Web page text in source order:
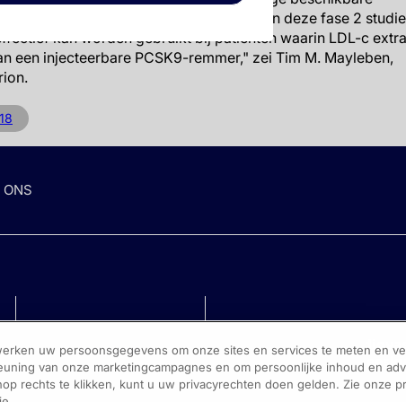
aan te vullen, en de resultaten van deze fase 2 studie
kan worden gebruikt bij patiënten waarin LDL-c extra
een injecteerbare PCSK9-remmer," zei Tim M. Mayleben,
ONS
uw persoonsgegevens om onze sites en services te meten en
van onze marketingcampagnes en om persoonlijke inhoud en
rechts te klikken, kunt u uw privacyrechten doen gelden. Zie onze